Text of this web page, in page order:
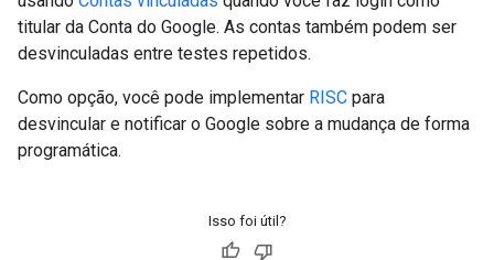
titular da Conta do Google. As contas também podem ser
desvinculadas entre testes repetidos.
Como opção, você pode implementar RISC para
desvincular e notificar o Google sobre a mudança de forma
programática.
Isso foi útil?